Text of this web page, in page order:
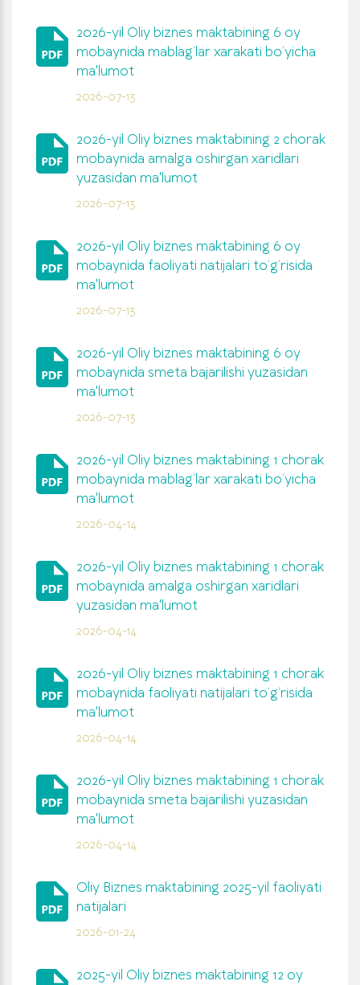
ish o‘rinlari
moliyaviy ma'lumotlar
resurs markazi
tashkilotlar bilan hamkorlik
2026-yil Oliy biznes maktabining 6 oy
mobaynida mablag‘lar xarakati bo‘yicha
ma'lumot
2026-07-13
2026-yil Oliy biznes maktabining 2 chorak
mobaynida amalga oshirgan xaridlari
yuzasidan ma'lumot
2026-07-13
2026-yil Oliy biznes maktabining 6 oy
mobaynida faoliyati natijalari to‘g‘risida
ma'lumot
2026-07-13
2026-yil Oliy biznes maktabining 6 oy
mobaynida smeta bajarilishi yuzasidan
ma'lumot
2026-07-13
2026-yil Oliy biznes maktabining 1 chorak
mobaynida mablag‘lar xarakati bo‘yicha
ma'lumot
2026-04-14
2026-yil Oliy biznes maktabining 1 chorak
mobaynida amalga oshirgan xaridlari
yuzasidan ma'lumot
2026-04-14
2026-yil Oliy biznes maktabining 1 chorak
mobaynida faoliyati natijalari to‘g‘risida
ma'lumot
2026-04-14
2026-yil Oliy biznes maktabining 1 chorak
mobaynida smeta bajarilishi yuzasidan
ma'lumot
2026-04-14
Oliy Biznes maktabining 2025-yil faoliyati
natijalari
2026-01-24
2025-yil Oliy biznes maktabining 12 oy